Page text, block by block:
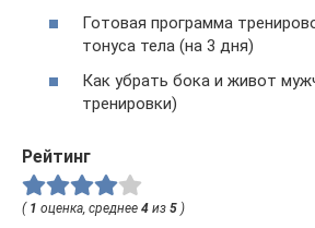
Готовая программа
тонуса тела (на 3 дня)
Как убрать бока и живот
тренировки)
Рейтинг
( 1 оценка, среднее 4 из 5 )